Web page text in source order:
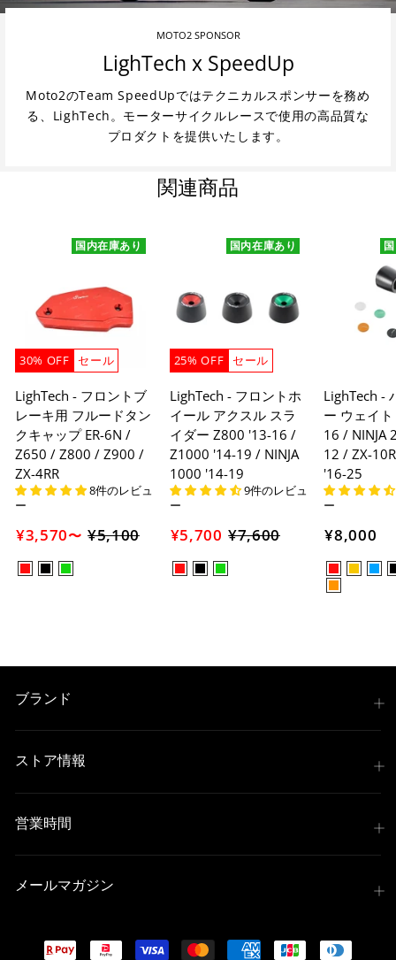
MOTO2 SPONSOR
LighTech x SpeedUp
Moto2のTeam SpeedUpではテクニカルスポンサーを務め
る、LighTech。モーターサイクルレースで使用の高品質な
プロダクトを提供いたします。
関連商品
30% OFF セール
国内在庫あり
LighTech - フロントブ
レーキ用 フルードタン
クキャップ ER-6N /
Z650 / Z800 / Z900 /
ZX-4RR
8件のレビュ
ー
¥3,570〜 ¥5,100セ
25% OFF セール
国内在庫あり
LighTech - フロントホ
イール アクスル スラ
イダー Z800 '13-16 /
Z1000 '14-19 / NINJA
1000 '14-19
9件のレビュ
ー
¥5,700 ¥7,600
LighTech -
ー ウェイ
16 / NINJA
12 / ZX-
'16-25
ー
¥8,000
ブランド
ストア情報
営業時間
メールマガジン